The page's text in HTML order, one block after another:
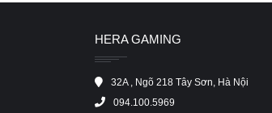
HERA GAMING
32A , Ngõ 218 Tây Sơn, Hà Nội
094.100.5969